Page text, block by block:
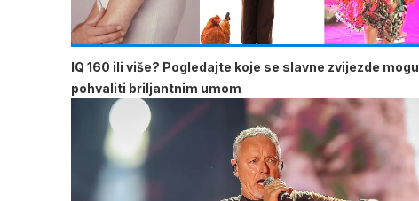
IQ 160 ili više? Pogledajte koje se slavne zvijezde mogu
pohvaliti briljantnim umom